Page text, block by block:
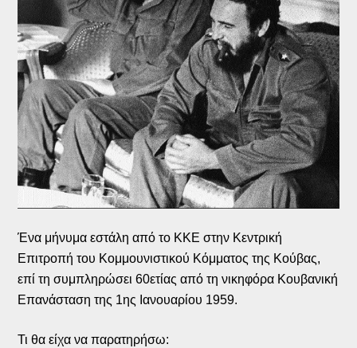
Ένα μήνυμα εστάλη από το ΚΚΕ στην Κεντρική
Επιτροπή του Κομμουνιστικού Κόμματος της Κούβας,
επί τη συμπληρώσει 60ετίας από τη νικηφόρα Κουβανική
Επανάσταση της 1ης Ιανουαρίου 1959.
Τι θα είχα να παρατηρήσω: